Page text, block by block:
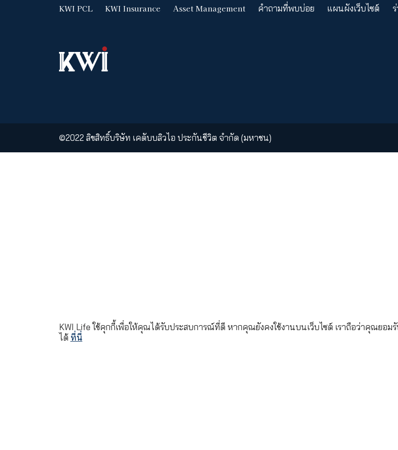
ผลิตภัณฑ์และบริการต่างๆ ของ เคดับบลิวไอ ประกันชีวิต จะเสนอให้เฉ
การวางจำหน่ายผลิตภัณฑ์และบริการของ เคดับบลิวไอ ประกันชีวิตอาจถูกเปลี่ย
เคดับบลิวไอ ประกันชีวิตไม่ได้ให้คำรับรองว่างานต่างๆ ที่ปรากฏบนเว็บ
©2022 ลิขสิทธิ์บริษัท เคดับบลิวไอ ประกันชีวิต จำกัด (มหาชน)